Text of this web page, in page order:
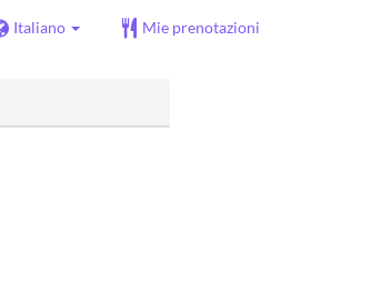
Italiano Mie prenotazioni